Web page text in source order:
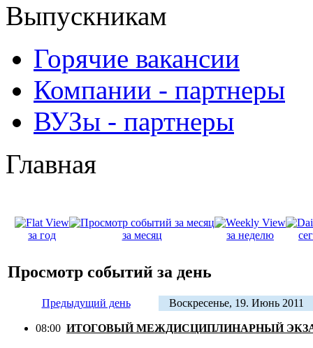
Выпускникам
Горячие вакансии
Компании - партнеры
ВУЗы - партнеры
Главная
за год за месяц за неделю
Просмотр событий за день
Предыдущий день Воскресенье, 19. Июнь 2011
08:00 ИТОГОВЫЙ МЕЖДИСЦИПЛИНАРНЫЙ